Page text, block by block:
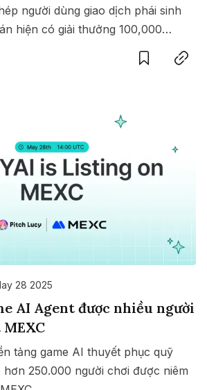
người dùng giao dịch phái sinh
hiện có giải thưởng 100,000
đến 15/07/2025.
SaveCopy link
28 2025
AI Agent được nhiều người
tảng game AI thuyết phục quỹ
250.000 người chơi được niêm